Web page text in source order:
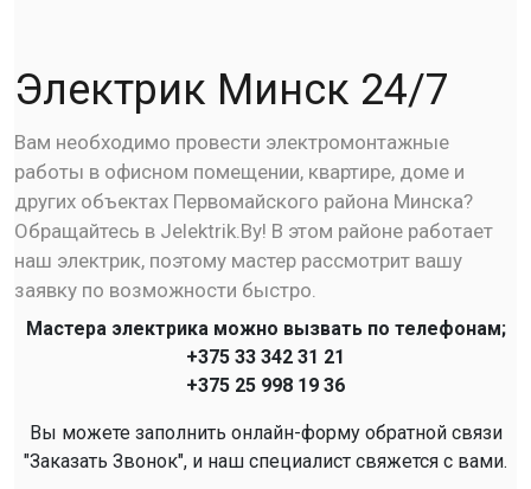
Электрик Минск 24/7
Вам необходимо провести электромонтажные
работы в офисном помещении, квартире, доме и
других объектах Первомайского района Минска?
Обращайтесь в Jelektrik.By! В этом районе работает
наш электрик, поэтому мастер рассмотрит вашу
заявку по возможности быстро.
Мастера электрика можно вызвать по телефонам;
+375 33 342 31 21
+375 25 998 19 36
Вы можете заполнить онлайн-форму обратной связи
"Заказать Звонок", и наш специалист свяжется с вами.